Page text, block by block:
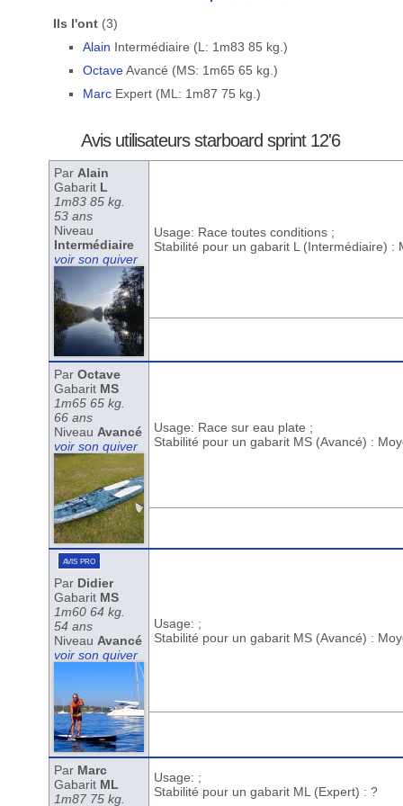
Ils l'ont(3)
Alain Intermédiaire (L: 1m83 85 kg.)
OctaveAvancé (MS: 1m65 65 kg.)
MarcExpert (ML: 1m87 75 kg.)
Avis utilisateurs starboard sprint 12'6
Par Alain
Gabarit L
1m83 85 kg.
53 ans
Niveau
Intermédiaire
voir son quiver
Usage: Race toutes conditions ;
Stabilité pour un gabarit L (Intermédiaire) :
Par Octave
Gabarit MS
1m65 65 kg.
66 ans
Niveau Avancé
voir son quiver
Usage: Race sur eau plate ;
Stabilité pour un gabarit MS (Avancé) :
avis pro
Par Didier
Gabarit MS
1m60 64 kg.
54 ans
Niveau Avancé
voir son quiver
Usage: ;
Stabilité pour un gabarit MS (Avancé) :
Par Marc
Gabarit ML
1m87 75 kg.
Usage: ;
Stabilité pour un gabarit ML (Expert) : ?